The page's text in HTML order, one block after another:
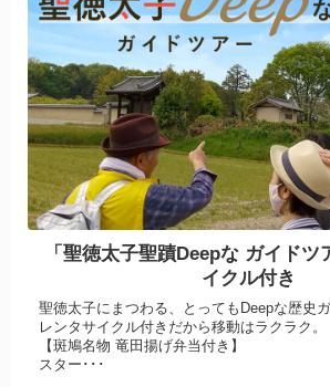
「聖徳太子聖蹟Deepな ガイド
イクル付き
聖徳太子にまつわる、とってもDeepな歴史ガ
レンタサイクル付きだから移動はラクラク。
【斑鳩名物 竜田揚げ弁当付き】
スター･･･